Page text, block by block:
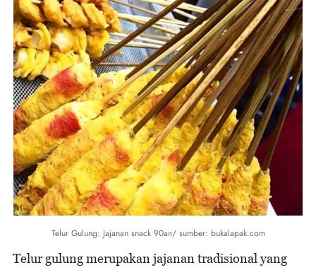
Telur Gulung: Jajanan snack 90an/ sumber: bukalapak.com
Telur gulung merupakan jajanan tradisional yang